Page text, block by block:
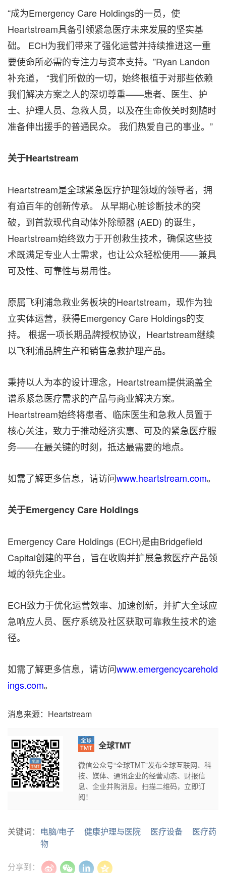
“成为Emergency Care Holdings的一员，使
Heartstream具备引领紧急医疗未来发展的坚实基
础。 ECH为我们带来了强化运营并持续推进这一重
要使命所必需的专注力与资本支持。”Ryan Landon
补充道， “我们所做的一切，始终根植于对那些依赖
我们解决方案之人的深切尊重——患者、医生、护
士、护理人员、急救人员，以及在生命攸关时刻随时
准备伸出援手的普通民众。 我们热爱自己的事业。”
关于Heartstream
Heartstream是全球紧急医疗护理领域的领导者，拥
有逾百年的创新传承。 从早期心脏诊断技术的突
破，到首款现代自动体外除颤器 (AED) 的诞生，
Heartstream始终致力于开创救生技术，确保这些技
术既满足专业人士需求，也让公众轻松使用——兼具
可及性、可靠性与易用性。
原属飞利浦急救业务板块的Heartstream，现作为独
立实体运营，获得Emergency Care Holdings的支
持。 根据一项长期品牌授权协议，Heartstream继续
以飞利浦品牌生产和销售急救护理产品。
秉持以人为本的设计理念，Heartstream提供涵盖全
谱系紧急医疗需求的产品与商业解决方案。
Heartstream始终将患者、临床医生和急救人员置于
核心关注，致力于推动经济实惠、可及的紧急医疗服
务——在最关键的时刻，抵达最需要的地点。
如需了解更多信息，请访问www.heartstream.com。
关于Emergency Care Holdings
Emergency Care Holdings (ECH)是由Bridgefield
Capital创建的平台，旨在收购并扩展急救医疗产品领
域的领先企业。
ECH致力于优化运营效率、加速创新，并扩大全球应
急响应人员、医疗系统及社区获取可靠救生技术的途
径。
如需了解更多信息，请访问www.emergencycarehold
ings.com。
消息来源：Heartstream
全球TMT
微信公众号“全球TMT”发布全球互联网、科
技、媒体、通讯企业的经营动态、财报信
息、企业并购消息。扫描二维码，立即订
阅！
关键词： 电脑/电子 健康护理与医院 医疗设备
医疗药
物
分享到：